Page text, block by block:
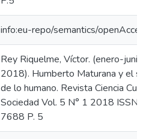
info:eu-repo/semantics/
Rey Riquelme, Víctor. (enero-junio
2018). Humberto Maturana y el
de lo humano. Revista Ciencia
Sociedad Vol. 5 N° 1 2018 ISSN
7688 P. 5